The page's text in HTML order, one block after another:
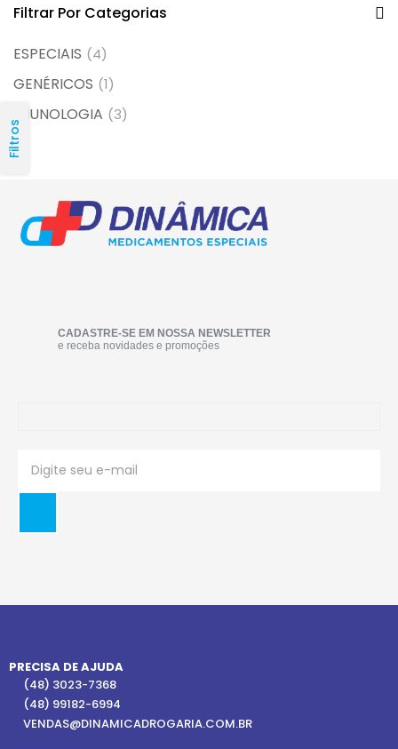
Filtrar Por Categorias
ESPECIAIS (4)
GENÉRICOS (1)
IMUNOLOGIA (3)
Filtros
CADASTRE-SE EM NOSSA NEWSLETTER
e receba novidades e promoções
PRECISA DE AJUDA
(48) 3023-7368
(48) 99182-6994
VENDAS@DINAMICADROGARIA.COM.BR